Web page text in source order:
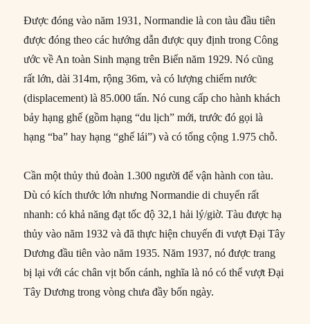
Được đóng vào năm 1931, Normandie là con tàu đầu tiên
được đóng theo các hướng dẫn được quy định trong Công
ước về An toàn Sinh mạng trên Biển năm 1929. Nó cũng
rất lớn, dài 314m, rộng 36m, và có lượng chiếm nước
(displacement) là 85.000 tấn. Nó cung cấp cho hành khách
bảy hạng ghế (gồm hạng “du lịch” mới, trước đó gọi là
hạng “ba” hay hạng “ghế lái”) và có tổng cộng 1.975 chỗ.
Cần một thủy thủ đoàn 1.300 người để vận hành con tàu.
Dù có kích thước lớn nhưng Normandie di chuyển rất
nhanh: có khả năng đạt tốc độ 32,1 hải lý/giờ. Tàu được hạ
thủy vào năm 1932 và đã thực hiện chuyến đi vượt Đại Tây
Dương đầu tiên vào năm 1935. Năm 1937, nó được trang
bị lại với các chân vịt bốn cánh, nghĩa là nó có thể vượt Đại
Tây Dương trong vòng chưa đầy bốn ngày.